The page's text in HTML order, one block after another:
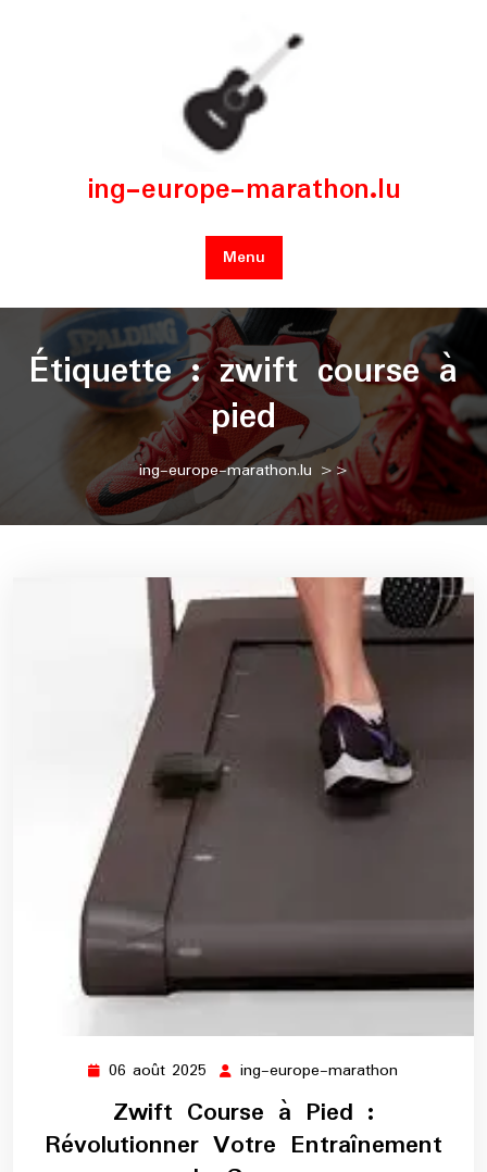
ing-europe-marathon.lu
Menu
Étiquette :zwift course à
pied
ing-europe-marathon.lu >>
06 août 2025 06
2025
ing-europe-marathon
Zwift Course à Pied :
Révolutionner Votre Entraînement